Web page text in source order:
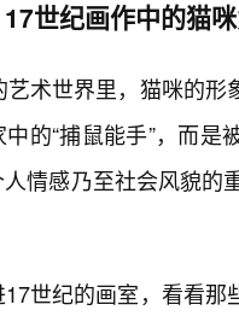
世纪画作中的猫
艺术世界里，猫咪的
的“捕鼠能手”，而
情感乃至社会风貌的
世纪的画室，看看